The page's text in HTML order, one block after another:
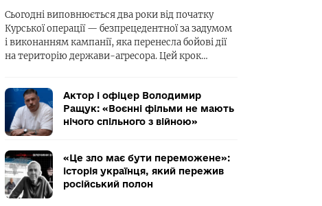
Сьогодні виповнюється два роки від початку
Курської операції — безпрецедентної за задумом
і виконанням кампанії, яка перенесла бойові дії
на територію держави-агресора. Цей крок…
Актор і офіцер Володимир
Ращук: «Воєнні фільми не мають
нічого спільного з війною»
«Це зло має бути переможене»:
історія українця, який пережив
російський полон